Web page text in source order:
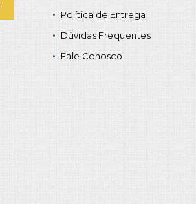
Política de Entrega
Dúvidas Frequentes
Fale Conosco